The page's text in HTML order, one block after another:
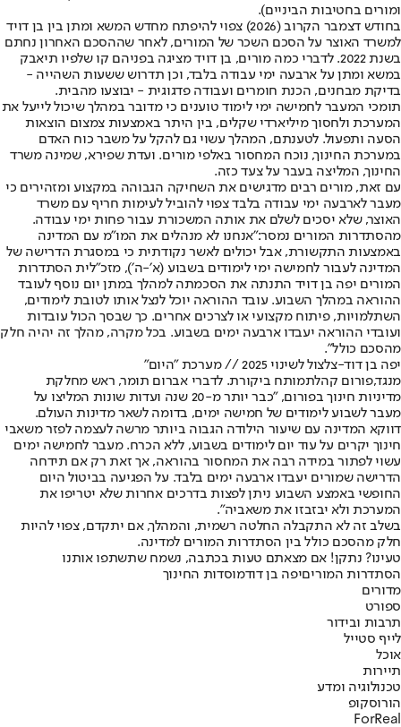
ומורים בחטיבות הביניים).
בחודש דצמבר הקרוב (2026) צפוי להיפתח מחדש המשא ומתן בין בן דויד
למשרד האוצר על הסכם השכר של המורים, לאחר שההסכם האחרון נחתם
בשנת 2022. לדברי כמה מורים, בן דויד מציגה בפניהם קו שלפיו תיאבק
במשא ומתן על ארבעה ימי עבודה בלבד, וכן תדרוש ששעות השהייה -
בדיקת מבחנים, הכנת חומרים ועבודה פדגוגית - יבוצעו מהבית.
תומכי המעבר לחמישה ימי לימוד טוענים כי מדובר במהלך שיכול לייעל את
המערכת ולחסוך מיליארדי שקלים, בין היתר באמצעות צמצום הוצאות
הסעה ותפעול. לטענתם, המהלך עשוי גם להקל על משבר כוח האדם
במערכת החינוך, נוכח המחסור באלפי מורים. ועדת שפירא, שמינה משרד
החינוך, המליצה בעבר על צעד כזה.
עם זאת, מורים רבים מדגישים את השחיקה הגבוהה במקצוע ומזהירים כי
מעבר לארבעה ימי עבודה בלבד צפוי להוביל לעימות חריף עם משרד
האוצר, שלא יסכים לשלם את אותה המשכורת עבור פחות ימי עבודה.
מהסתדרות המורים נמסר:"אנחנו לא מנהלים את המו"מ עם המדינה
באמצעות התקשורת, אבל יכולים לאשר נקודתית כי במסגרת הדרישה של
המדינה לעבור לחמישה ימי לימודים בשבוע (א׳-ה׳), מזכ"לית הסתדרות
המורים יפה בן דויד התנתה את הסכמתה למהלך במתן יום נוסף לעובד
ההוראה במהלך השבוע. עובד ההוראה יוכל לנצל אותו לטובת לימודים,
השתלמויות, פיתוח מקצועי או לצרכים אחרים. כך שבסך הכול עובדות
ועובדי ההוראה יעבדו ארבעה ימים בשבוע. בכל מקרה, מהלך זה יהיה חלק
מהסכם כולל".
יפה בן דוד-צלצול לשינוי 2025 // מערכת "היום"
מנגד,פורום קהלתמותח ביקורת. לדברי אברום תומר, ראש מחלקת
מדיניות חינוך בפורום, "כבר יותר מ-20 שנה ועדות שונות המליצו על
מעבר לשבוע לימודים של חמישה ימים, בדומה לשאר מדינות העולם.
דווקא המדינה עם שיעור הילודה הגבוה ביותר מרשה לעצמה לפזר משאבי
חינוך יקרים על עוד יום לימודים בשבוע, ללא הכרח. מעבר לחמישה ימים
עשוי לפתור במידה רבה את המחסור בהוראה, אך זאת רק אם תידחה
הדרישה שמורים יעבדו ארבעה ימים בלבד. על הפגיעה בביטול היום
החופשי באמצע השבוע ניתן לפצות בדרכים אחרות שלא יטריפו את
המערכת ולא יבזבזו את משאביה".
בשלב זה לא התקבלה החלטה רשמית, והמהלך, אם יתקדם, צפוי להיות
חלק מהסכם כולל בין הסתדרות המורים למדינה.
טעינו? נתקן! אם מצאתם טעות בכתבה, נשמח שתשתפו אותנו
הסתדרות המוריםיפה בן דודמוסדות החינוך
מדורים
ספורט
תרבות ובידור
לייף סטייל
אוכל
תיירות
טכנולוגיה ומדע
הורוסקופ
ForReal